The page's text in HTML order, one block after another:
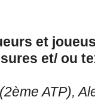
et
et/ ou
ATP),